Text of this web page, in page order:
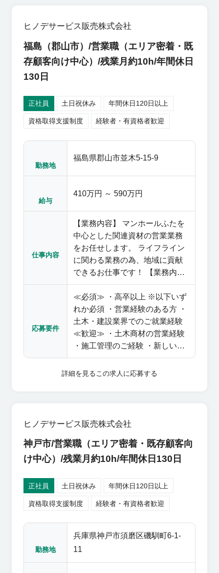
ヒノデサービス販売株式会社
福島（郡山市）/営業職（エリア密着・既
存顧客向け中心）/残業月約10h/年間休日
130日
正社員 土日祝休み 年間休日120日以上
資格取得支援制度 経験者・有資格者歓迎
勤務地
福島県郡山市並木5-15-9
給与
410万円 ～ 590万円
仕事内容
【業務内容】 マンホールふたを
中心とした関連資材の営業業務
をお任せします。 ライフライン
に関わる業務の為、地域に貢献
できるお仕事です！ 【業務内
容】 ・ルート営業業務（関連会
社である日之出水道機器株式会
社が保有する経営資源を背景
に、マンホール蓋を中心とした
コンクリート製品や塩ビ製品
等、土木・建築資材全般のルー
ト営業） ・新規市場・商材・顧
客の開拓業務（既存のお客様か
ーチング（排水蓋）、道路工事
業者、商社、コンクリートメー
カー ※原則転勤はなく、年間休
貢献して頂ける方を募集します!!
応募要件
≪必須≫ ・高卒以上 ※以下いず
れか必須 ・営業経験のある方 ・
土木・建設業界でのご就業経験
≪歓迎≫ ・土木商材の営業経験
・施工管理のご経験 ・新しいこ
とにチャレンジできる方 ≪求め
る人物像≫ 当社は社会インフラ
の安全・安心を下支えする重要
社会基盤を維持していくことを
理解し､責任と誠実さを持って､
詳細を見る この求人に応募する
ヒノデサービス販売株式会社
神戸市/営業職（エリア密着・既存顧客向
け中心）/残業月約10h/年間休日130日
正社員 土日祝休み 年間休日120日以上
資格取得支援制度 経験者・有資格者歓迎
勤務地
兵庫県神戸市須磨区磯馴町6-1-
11